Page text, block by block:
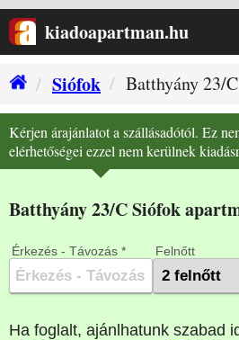
kiadoapartman.hu
Siófok
Batthyány 23/
Kérjen árajánlatot a szállásadótól. Ez
elérhetőségei ezzel nem kerülnek
Batthyány 23/C Siófok
Érkezés - Távozás * Felnőtt